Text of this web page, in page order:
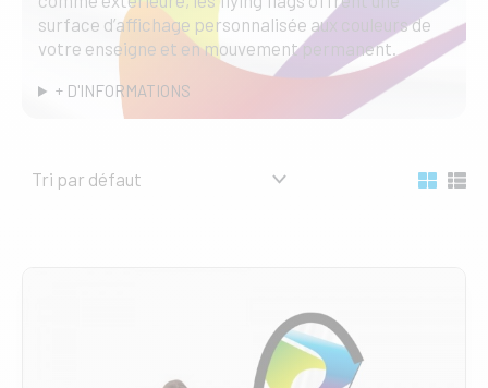
surface d’affichage personnalisée aux couleurs de
votre enseigne et en mouvement permanent.
+ D'INFORMATIONS